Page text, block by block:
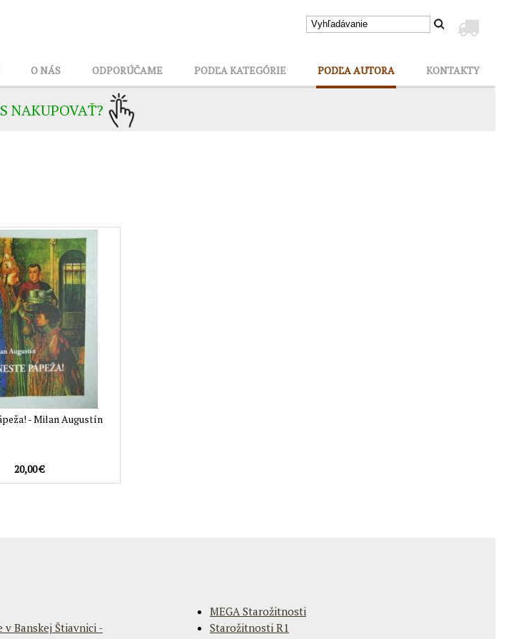
O NÁS ODPORÚČAME PODĽA KATEGÓRIE PODĽA AUTORA KONTAKTY
NAKUPOVAŤ?
- Milan Augustín
20,00 €
Banskej Štiavnici -
MEGA Starožitnosti
Starožitnosti R1